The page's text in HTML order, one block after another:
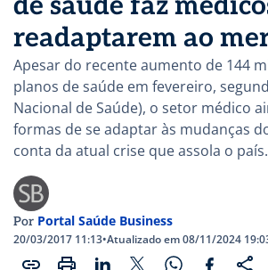
readaptarem ao
Apesar do recente aumento de 144
planos de saúde em fevereiro,
Nacional de Saúde), o setor médico
formas de se adaptar às mudanças
conta da atual crise que assola o país.
Por Portal Saúde Business
20/03/2017 11:13•Atualizado em 08/11/2024